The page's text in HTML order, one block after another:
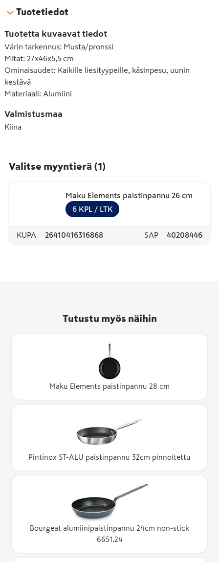
Tuotetiedot
Tuotetta kuvaavat tiedot
Värin tarkennus: Musta/pronssi
Mitat: 27x46x5,5 cm
Ominaisuudet: Kaikille liesityypeille, käsinpesu, uunin
kestävä
Materiaali: Alumiini
Valmistusmaa
Kiina
Valitse myyntierä (1)
Maku Elements paistinpannu 26 cm
6 KPL / LTK
KUPA 26410416316868 SAP 40208446
Tutustu myös näihin
Maku Elements paistinpannu 28 cm
Pintinox ST-ALU paistinpannu 32cm pinnoitettu
Bourgeat alumiinipaistinpannu 24cm non-stick
6651.24